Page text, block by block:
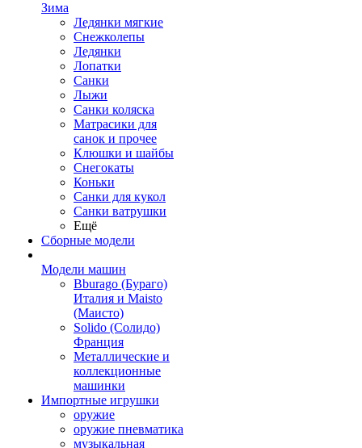
Зима
Ледянки мягкие
Снежколепы
Ледянки
Лопатки
Санки
Лыжи
Санки коляска
Матрасики для
санок и прочее
Клюшки и шайбы
Снегокаты
Коньки
Санки для кукол
Санки ватрушки
Ещё
Сборные модели
Модели машин
Bburago (Бураго)
Италия и Maisto
(Маисто)
Solido (Солидо)
Франция
Металлические и
коллекционные
машинки
Импортные игрушки
оружие
оружие пневматика
музыкальная